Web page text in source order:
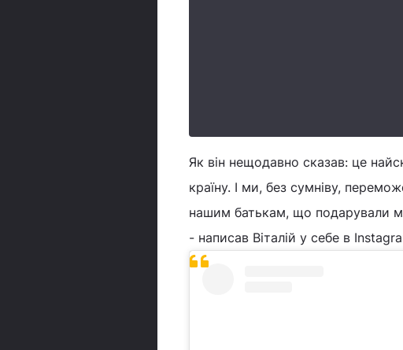
Як він нещодавно сказав: це
країну. І ми, без сумніву,
нашим батькам, що подарували
- написав Віталій у себе в